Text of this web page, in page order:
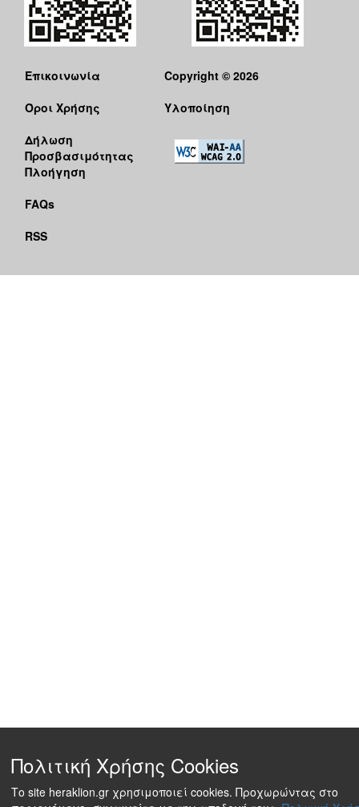
Επικοινωνία
Όροι Χρήσης
Δήλωση
Προσβασιμότητας
Πλοήγηση
FAQs
RSS
Copyright © 2026
Υλοποίηση
Πολιτική Χρήσης Cookies
Το site heraklion.gr χρησιμοποιεί cookies. Προχωρώντας στο